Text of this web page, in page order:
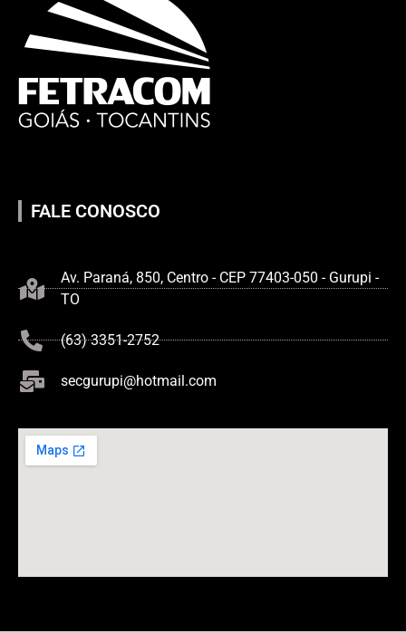
FALE CONOSCO
Av. Paraná, 850, Centro - CEP 77403-050 - Gurupi -
TO
(63) 3351-2752
secgurupi@hotmail.com